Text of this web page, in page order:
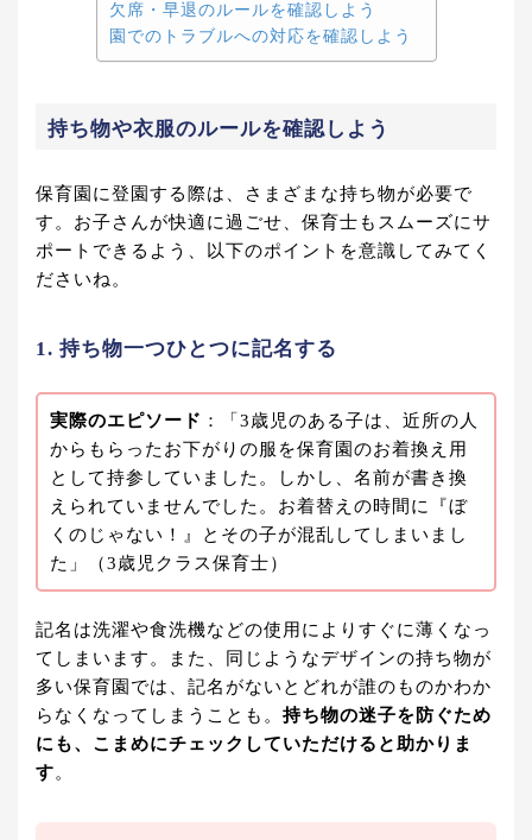
欠席・早退のルールを確認しよう
園でのトラブルへの対応を確認しよう
持ち物や衣服のルールを確認しよう
保育園に登園する際は、さまざまな持ち物が必要で
す。お子さんが快適に過ごせ、保育士もスムーズにサ
ポートできるよう、以下のポイントを意識してみてく
ださいね。
1. 持ち物一つひとつに記名する
実際のエピソード ：「3歳児のある子は、近所の人
からもらったお下がりの服を保育園のお着換え用
として持参していました。しかし、名前が書き換
えられていませんでした。お着替えの時間に『ぼ
くのじゃない！』とその子が混乱してしまいまし
た」（3歳児クラス保育士）
記名は洗濯や食洗機などの使用によりすぐに薄くなっ
てしまいます。また、同じようなデザインの持ち物が
多い保育園では、記名がないとどれが誰のものかわか
らなくなってしまうことも。 持ち物の迷子を防ぐため
にも、こまめにチェックしていただけると助かりま
す。